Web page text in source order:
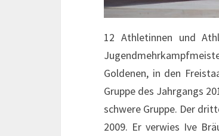
12 Athletinnen und
Goldenen, in den
Gruppe des Jahrgangs
schwere Gruppe. Der
2009. Er verwies Ive